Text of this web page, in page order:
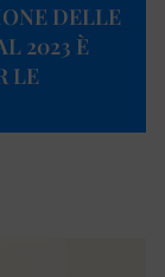
DELLE
2023 È
LE